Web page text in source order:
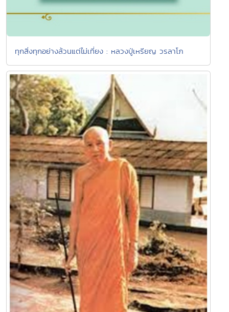
ทุกสิ่งทุกอย่างล้วนแต่ไม่เที่ยง : หลวงปู่เหรียญ วรลาโภ